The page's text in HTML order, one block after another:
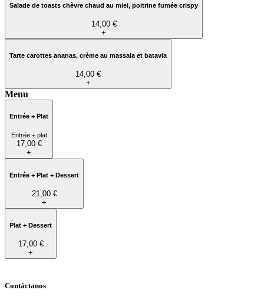
Salade de toasts chèvre chaud au miel, poitrine fumée crispy
14,00 €
+
Tarte carottes ananas, crème au massala et batavia
14,00 €
+
Menu
Entrée + Plat
Entrée + plat
17,00 €
+
Entrée + Plat + Dessert
21,00 €
+
Plat + Dessert
17,00 €
+
Contáctanos